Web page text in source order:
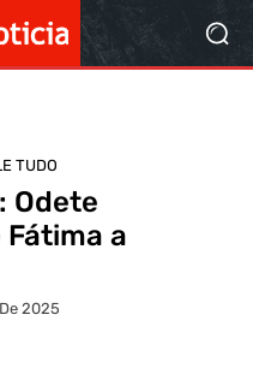
TUDO
Odete
a
2025